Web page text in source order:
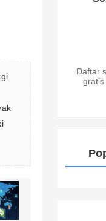
Daftar